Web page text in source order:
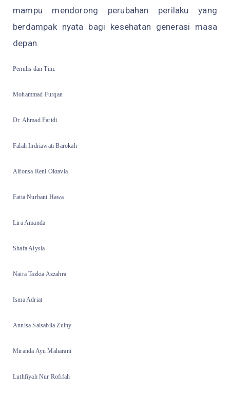
mampu mendorong perubahan perilaku yang
berdampak nyata bagi kesehatan generasi masa
depan.
Penulis dan Tim:
Mohammad Furqan
Dr. Ahmad Faridi
Falah Indriawati Barokah
Alfonsa Reni Oktavia
Fatia Nurbani Hawa
Lira Amanda
Shafa Alysia
Naira Tazkia Azzahra
Isma Adriat
Annisa Salsabila Zulny
Miranda Ayu Maharani
Luthfiyah Nur Rofifah